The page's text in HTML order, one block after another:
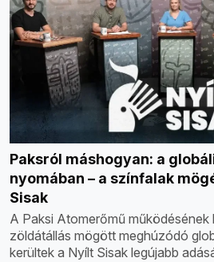
Paksról máshogyan: a
nyomában – a színfalak
Sisak
A Paksi Atomerőmű működésének
zöldátállás mögött meghúzódó
kerültek a Nyílt Sisak legújabb